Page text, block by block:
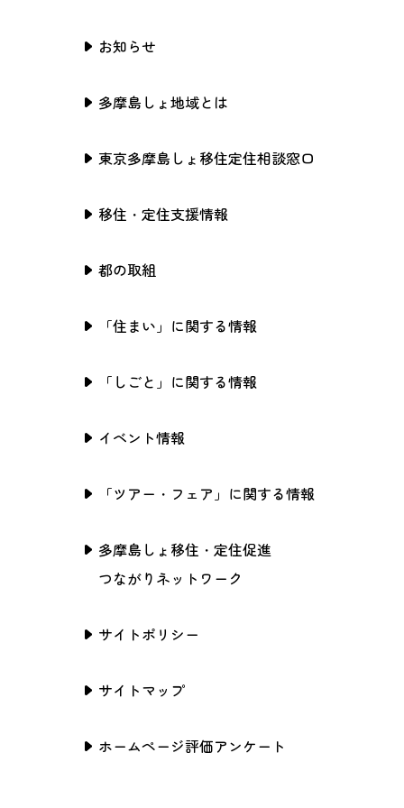
お知らせ
多摩島しょ地域とは
東京多摩島しょ移住定住相談窓口
移住・定住支援情報
都の取組
「住まい」に関する情報
「しごと」に関する情報
イベント情報
「ツアー・フェア」に関する情報
多摩島しょ移住・定住促進
つながりネットワーク
サイトポリシー
サイトマップ
ホームページ評価アンケート